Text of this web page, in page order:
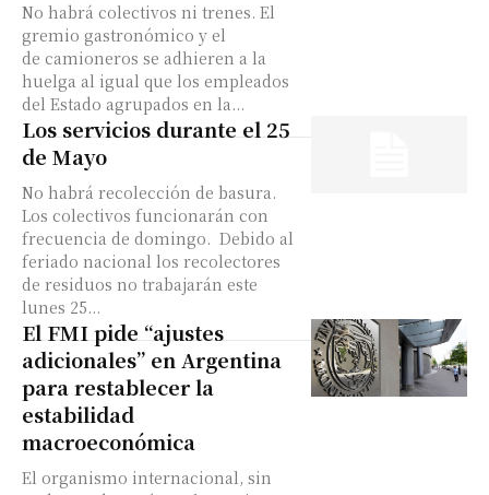
No habrá colectivos ni trenes. El
gremio gastronómico y el
de camioneros se adhieren a la
huelga al igual que los empleados
del Estado agrupados en la...
Los servicios durante el 25
de Mayo
No habrá recolección de basura.
Los colectivos funcionarán con
frecuencia de domingo. Debido al
feriado nacional los recolectores
de residuos no trabajarán este
lunes 25...
El FMI pide “ajustes
adicionales” en Argentina
para restablecer la
estabilidad
macroeconómica
El organismo internacional, sin